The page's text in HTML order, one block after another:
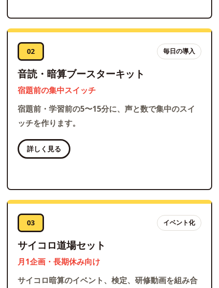
02 毎日の導入
音読・暗算ブースターキット
宿題前の集中スイッチ
宿題前・学習前の5〜15分に、声と数で集中のスイ
ッチを作ります。
詳しく見る
03 イベント化
サイコロ道場セット
月1企画・長期休み向け
サイコロ暗算のイベント、検定、研修動画を組み合